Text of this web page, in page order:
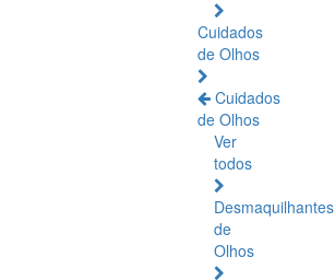
Cuidados
de Olhos
Cuidados
de Olhos
Ver
todos
Desmaquilhantes
de
Olhos